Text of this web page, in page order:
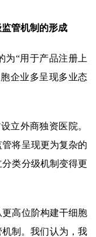
管机制的形成
为“用于产品注册上
企业多呈现多业态
立外商独资医院。
将呈现更为复杂的
类分级机制变得更
高位阶构建干细胞
制。我们认为，我